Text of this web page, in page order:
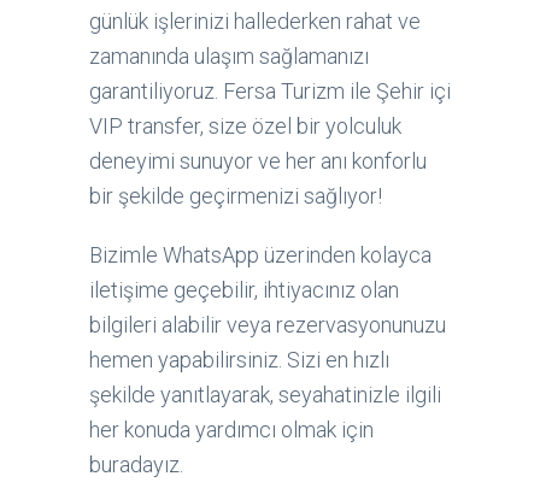
günlük işlerinizi hallederken rahat ve
zamanında ulaşım sağlamanızı
garantiliyoruz. Fersa Turizm ile Şehir içi
VIP transfer, size özel bir yolculuk
deneyimi sunuyor ve her anı konforlu
bir şekilde geçirmenizi sağlıyor!
Bizimle WhatsApp üzerinden kolayca
iletişime geçebilir, ihtiyacınız olan
bilgileri alabilir veya rezervasyonunuzu
hemen yapabilirsiniz. Sizi en hızlı
şekilde yanıtlayarak, seyahatinizle ilgili
her konuda yardımcı olmak için
buradayız.